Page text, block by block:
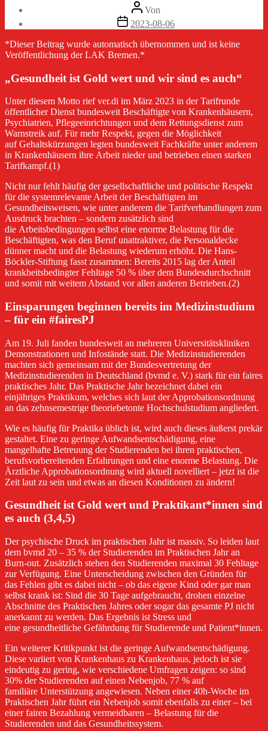
Beitragsautor
Von
Veröffentlichungsdatum
2023-08-06
*Dieser Beitrag wurde automatisch übernommen und ist keine
Veröffentlichung der LAK Bremen.*
„Gesundheit ist Gold wert und wir sind es auch“
Unter diesem Motto rief ver.di im März 2023 in der Tarifrunde
öffentlicher Dienst bundesweit Beschäftigte von Krankenhäusern,
Psychiatrien, Pflegeeinrichtungen und dem Rettungsdienst zum
Warnstreik auf. Für mehr Respekt, gegen die Möglichkeit
auf Gehaltskürzungen legten bundesweit Fachkräfte unter anderem
in Krankenhäusern ihre Arbeit nieder und betrieben einen starken
Tarifkampf.(1)
Nicht nur fehlt häufig der gesellschaftliche und politische Respekt
für die systemrelevante Arbeit der Beschäftigten im
Gesundheitsweisen, wie unter anderem die Tarifverhandlungen zum
Ausdruck brachten – sondern zusätzlich sind
die Arbeitsbedingungen selbst eine enorme Belastung für die
Beschäftigten, was den Beruf unattraktiver, die Personaldecke
dünner macht und die Belastung wiederum erhöht. Die Hans-
Böckler-Stiftung fasst zusammen: Bereits 2015 lag der Anteil
krankheitsbedingter Fehltage 50 % über dem Bundesdurchschnitt
und somit mit weitem Abstand vor allen anderen Betrieben.(2)
Einsparungen beginnen bereits im Medizinstudium
– für ein #fairesPJ
Am 19. Juli fanden bundesweit an mehreren Universitätskliniken
Demonstrationen und Infostände statt. Die Medizinstudierenden
machten sich gemeinsam mit der Bundesvertretung der
Medizinstudierenden in Deutschland (bvmd e. V.) stark für ein faires
praktisches Jahr. Das Praktische Jahr bezeichnet dabei ein
einjähriges Praktikum, welches sich laut der Approbationsordnung
an das zehnsemestrige theoriebetonte Hochschulstudium angliedert.
Wie es häufig für Praktika üblich ist, wird auch dieses äußerst prekär
gestaltet. Eine zu geringe Aufwandsentschädigung, eine
mangelhafte Betreuung der Studierenden bei ihren praktischen,
berufsvorbereitenden Erfahrungen und eine enorme Belastung. Die
Ärztliche Approbationsordnung wird aktuell novelliert – jetzt ist die
Zeit laut zu sein und etwas an diesen Konditionen zu ändern!
Gesundheit ist Gold wert und Praktikant*innen sind
es auch (3,4,5)
Der psychische Druck im praktischen Jahr ist massiv. So leiden laut
dem bvmd 20 – 35 % der Studierenden im Praktischen Jahr an
Burn-out. Zusätzlich stehen den Studierenden maximal 30 Fehltage
zur Verfügung. Eine Unterscheidung zwischen den Gründen für
das Fehlen gibt es dabei nicht – ob das eigene Kind oder gar man
selbst krank ist: Sind die 30 Tage aufgebraucht, drohen einzelne
Abschnitte des Praktischen Jahres oder sogar das gesamte PJ nicht
anerkannt zu werden. Das Ergebnis ist Stress und
eine gesundheitliche Gefährdung für Studierende und Patient*innen.
Ein weiterer Kritikpunkt ist die geringe Aufwandsentschädigung.
Diese variiert von Krankenhaus zu Krankenhaus, jedoch ist sie
eindeutig zu gering, wie verschiedene Umfragen zeigen: so sind
30% der Studierenden auf einen Nebenjob, 77 % auf
familiäre Unterstützung angewiesen. Neben einer 40h-Woche im
Praktischen Jahr führt ein Nebenjob somit ebenfalls zu einer – bei
einer fairen Bezahlung vermeidbaren – Belastung für die
Studierenden und das Gesundheitssystem.